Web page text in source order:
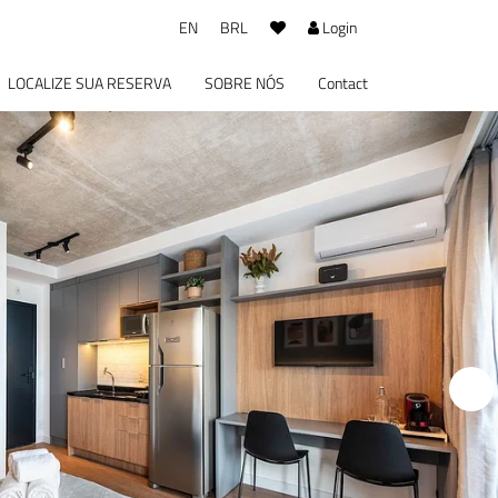
EN BRL Login
LOCALIZE SUA RESERVA SOBRE NÓS Contact